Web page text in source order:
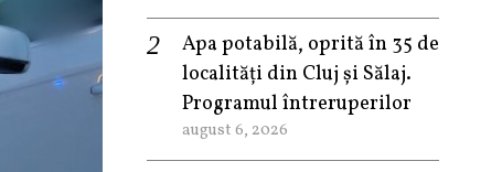
Apa potabilă, oprită în 35 de
localități din Cluj și Sălaj.
Programul întreruperilor
august 6, 2026